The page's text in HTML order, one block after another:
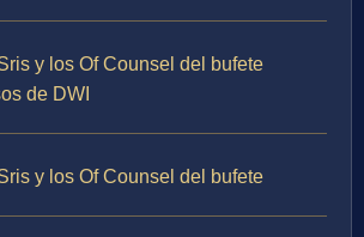
y los Of Counsel del bufete
de DWI
y los Of Counsel del bufete